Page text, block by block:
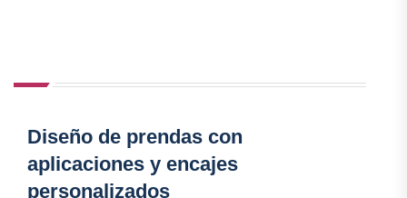
Diseño de prendas con
aplicaciones y encajes
personalizados